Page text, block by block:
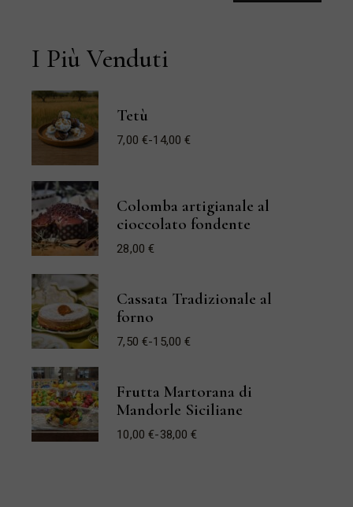
I Più Venduti
Tetù
7,00€-14,00€
Fascia
a
14,00 €
Colomba artigianale al
cioccolato fondente
28,00€
Cassata Tradizionale al
forno
7,50€-15,00€
Fascia
7,50 €
a
15,00 €
Frutta Martorana di
Mandorle Siciliane
10,00€-38,00€
Fascia